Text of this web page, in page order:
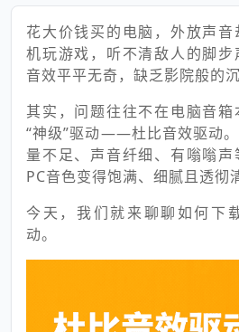
花大价钱买的电脑，外放声
机玩游戏，听不清敌人的脚
音效平平无奇，缺乏影院般的沉
其实，问题往往不在电脑音
“神级”驱动——杜比音效驱动
量不足、声音纤细、有嗡嗡
PC音色变得饱满、细腻且透彻
今天，我们就来聊聊如何下
动。